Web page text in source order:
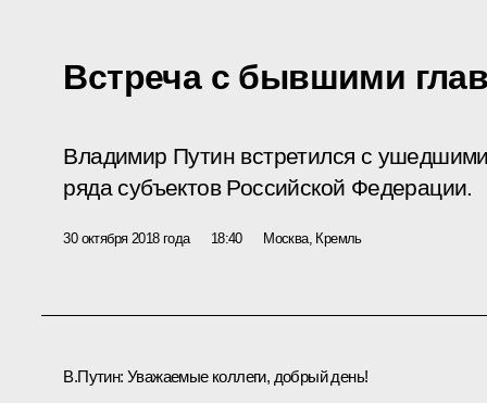
Встреча с бывшими
Владимир Путин встретился с
ряда субъектов Российской Федерации.
30 октября 2018 года 18:40 Москва, Кремль
В.Путин: Уважаемые коллеги, добрый день!